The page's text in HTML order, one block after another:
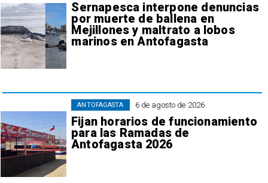
Sernapesca interpone denuncias
por muerte de ballena en
Mejillones y maltrato a lobos
marinos en Antofagasta
6 de agosto de 2026
Fijan horarios de funcionamiento
para las Ramadas de
Antofagasta 2026
ANTOFAGASTA